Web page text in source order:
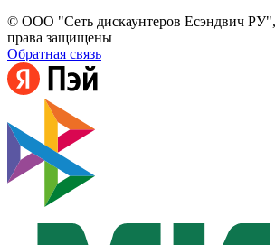
© ООО "Сеть дискаунтеров Есэндвич
права защищены
Обратная связь